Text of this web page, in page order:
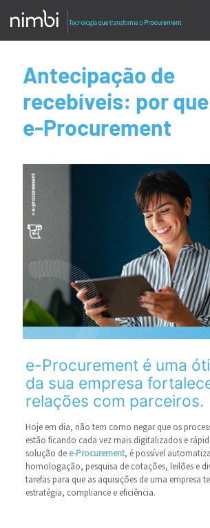
Antecipação de
recebíveis: por
e-Procurement
e-Procurement é uma
da sua empresa
relações com parceiros.
Hoje em dia, não tem como negar que os
estão ficando cada vez mais digitalizados e
solução de e-Procurement, é possível
homologação, pesquisa de cotações, leilões e
tarefas para que as aquisições de uma empresa
estratégia, compliance e eficiência.